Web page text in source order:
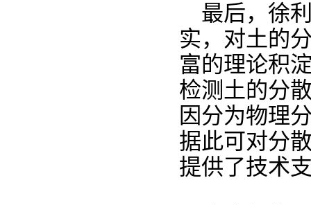
最后，徐
实，对土的
富的理论积
检测土的分
因分为物理
据此可对分
提供了技术